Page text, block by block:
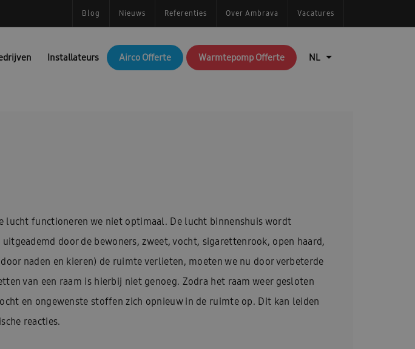
Blog Nieuws Referenties Over Ambrava Vacatures
Installateurs Airco Offerte Warmtepomp Offerte
lucht functioneren we niet optimaal. De lucht binnenshuis wordt
door de bewoners, zweet, vocht, sigarettenrook, open haard,
naden en kieren) de ruimte verlieten, moeten we nu door verbeterde
van een raam is hierbij niet genoeg. Zodra het raam weer gesloten
en ongewenste stoffen zich opnieuw in de ruimte op. Dit kan leiden
reacties.